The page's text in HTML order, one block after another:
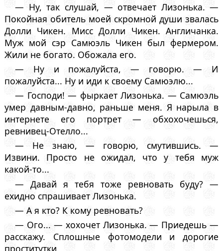
— Ну, так слушай, — отвечает Лизонька. —
Покойная обитель моей скромной души звалась
Долли Чикен. Мисс Долли Чикен. Англичанка.
Муж мой сэр Самюэль Чикен был фермером.
Жили не богато. Обожала его.
— Ну и пожалуйста, — говорю. — И
пожалуйста... Ну и иди к своему Самюэлю...
— Господи! — фыркает Лизонька. — Самюэль
умер давным-давно, раньше меня. Я нарыла в
интернете его портрет — обхохочешься,
ревнивец-Отелло...
— Не знаю, — говорю, смутившись. —
Извини. Просто не ожидал, что у тебя муж
какой-то...
— Давай я тебя тоже ревновать буду? —
ехидно спрашивает Лизонька.
— А я кто? К кому ревновать?
— Ого... — хохочет Лизонька. — Приедешь —
расскажу. Сплошные фотомодели и дорогие
проститутки.